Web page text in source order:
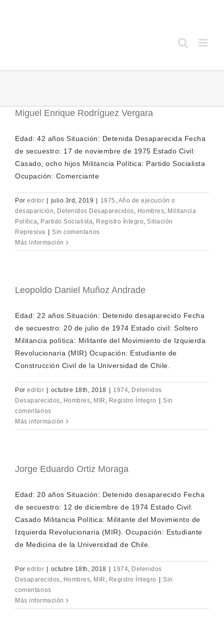
Miguel Enrique Rodríguez Vergara
Edad: 42 años Situación: Detenida Desaparecida Fecha
de secuestro: 17 de noviembre de 1975 Estado Civil:
Casado, ocho hijos Militancia Política: Partido Socialista
Ocupación: Comerciante
Por editor julio 3rd, 2019 1975 , Año de ejecución o
desaparición, Detenidos Desaparecidos, Hombres, Militancia
Política, Partido Socialista, Registro Íntegro, Sitiación
Represiva
Sin comentarios
Más información
Leopoldo Daniel Muñoz Andrade
Edad: 22 años Situación: Detenido desaparecido Fecha
de secuestro: 20 de julio de 1974 Estado civil: Soltero
Militancia política: Militante del Movimiento de Izquierda
Revolucionaria (MIR) Ocupación: Estudiante de
Construcción Civil de la Universidad de Chile.
Por editor octubre 18th, 2018 1974, Detenidos
Desaparecidos, Hombres, MIR , Registro Íntegro
Sin
comentarios
Más información
Jorge Eduardo Ortiz Moraga
Edad: 20 años Situación: Detenido desaparecido Fecha
de secuestro: 12 de diciembre de 1974 Estado Civil:
Casado Militancia Política: Militante del Movimiento de
Izquierda Revolucionaria (MIR). Ocupación: Estudiante
de Medicina de la Universidad de Chile.
Por editor octubre 18th, 2018 1974, Detenidos
Desaparecidos, Hombres, MIR , Registro Íntegro
Sin
comentarios
Más información